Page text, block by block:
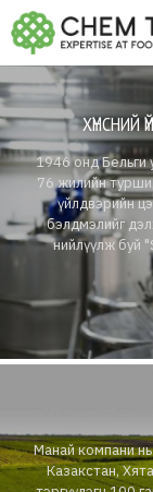
ХҮНСНИЙ
1946 онд Бельги
76 жилийн
үйлдвэрийн
бэлдмэлийг
нийлүүлж буй
Манай компани
Казакстан,